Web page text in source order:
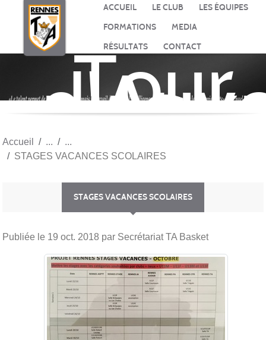
ACCUEIL LE CLUB
LES ÉQUIPES
FORMATIONS
MEDIA
RÉSULTATS
CONTACT
Tour
Accueil
STAGES VACANCES SCOLAIRES
STAGES VACANCES SCOLAIRES
Publiée le 19 oct. 2018 par Secrétariat TA Basket
Panneau de gestion des cookies